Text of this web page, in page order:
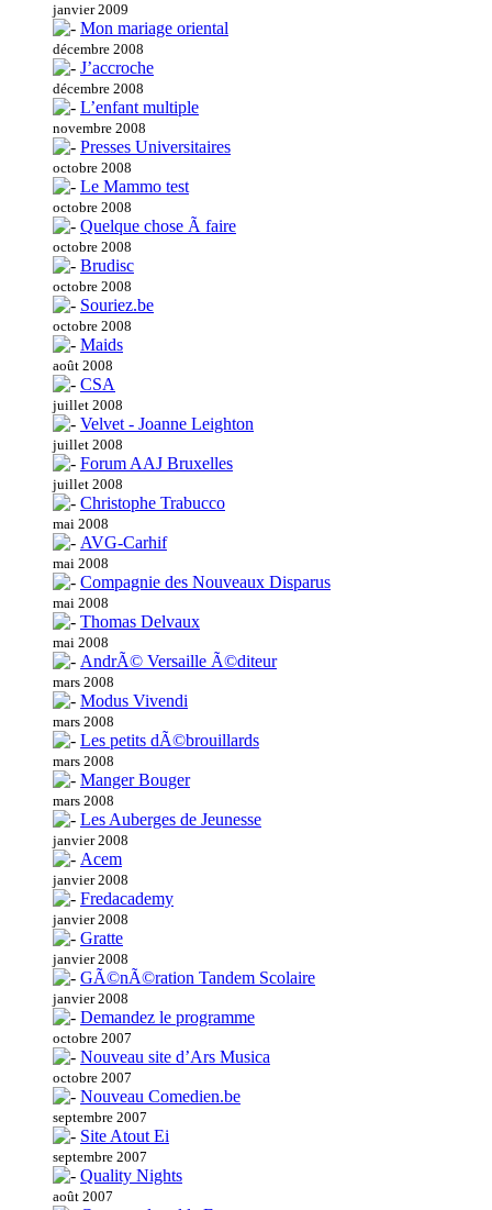
janvier 2009
Mon mariage oriental
décembre 2008
J’accroche
décembre 2008
L’enfant multiple
novembre 2008
Presses Universitaires
octobre 2008
Le Mammo test
octobre 2008
Quelque chose Ã faire
octobre 2008
Brudisc
octobre 2008
Souriez.be
octobre 2008
Maids
août 2008
CSA
juillet 2008
Velvet - Joanne Leighton
juillet 2008
Forum AAJ Bruxelles
juillet 2008
Christophe Trabucco
mai 2008
AVG-Carhif
mai 2008
Compagnie des Nouveaux Disparus
mai 2008
Thomas Delvaux
mai 2008
AndrÃ© Versaille Ã©diteur
mars 2008
Modus Vivendi
mars 2008
Les petits dÃ©brouillards
mars 2008
Manger Bouger
mars 2008
Les Auberges de Jeunesse
janvier 2008
Acem
janvier 2008
Fredacademy
janvier 2008
Gratte
janvier 2008
GÃ©nÃ©ration Tandem Scolaire
janvier 2008
Demandez le programme
octobre 2007
Nouveau site d’Ars Musica
octobre 2007
Nouveau Comedien.be
septembre 2007
Site Atout Ei
septembre 2007
Quality Nights
août 2007